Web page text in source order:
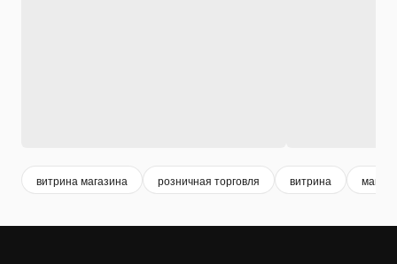
витрина магазина розничная торговля витрина